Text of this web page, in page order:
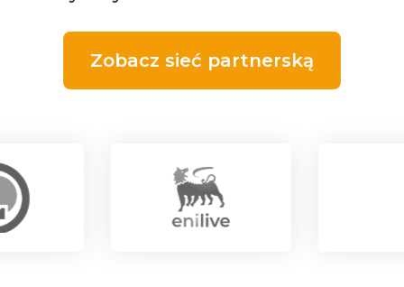
Zobacz sieć partnerską